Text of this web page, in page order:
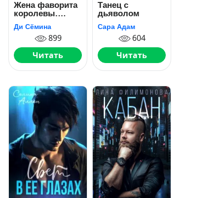
Жена фаворита
королевы.
Посмешище
двора
Ди Сёмина
899
Читать
Танец с
дьяволом
Сара Адам
604
Читать